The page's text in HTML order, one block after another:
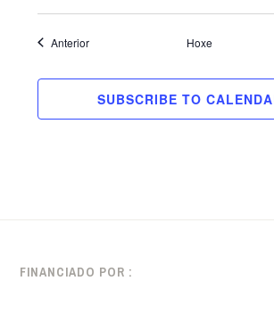
Anterioreventos Hoxe
SUBSCRIBE TO
FINANCIADO POR :